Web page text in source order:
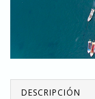
DESCRIPCIÓN